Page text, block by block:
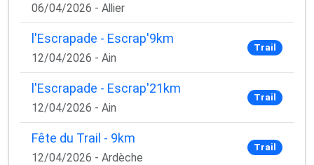
06/04/2026 - Allier
l'Escrapade - Escrap'9km
12/04/2026 - Ain
Trail
l'Escrapade - Escrap'21km
12/04/2026 - Ain
Trail
Fête du Trail - 9km
12/04/2026 - Ardèche
Trail